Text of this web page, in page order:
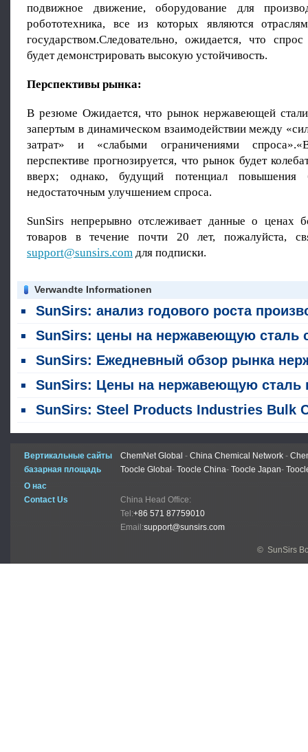
подвижное движение, оборудование для
робототехника, все из которых являются
государством.Следовательно, ожидается, что
будет демонстрировать высокую устойчивость.
Перспективы рынка:
В резюме Ожидается, что рынок нержавеющей стали
запертым в динамическом взаимодействии между
затрат» и «слабыми ограничениями
перспективе прогнозируется, что рынок будет
вверх; однако, будущий потенциал повышения
недостаточным улучшением спроса.
SunSirs непрерывно отслеживает данные о ценах
товаров в течение почти 20 лет, пожалуйста,
support@sunsirs.com для подписки.
Verwandte Informationen
SunSirs: анализ годового роста производства нержавеющей стали в первой половине 2026
SunSirs: цены на нержавеющую сталь сильно колебались в
SunSirs: Ежедневный обзор рынка нержавеющей стали (4 августа 2026
SunSirs: Цены на нержавеющую сталь колебались главным образом с уклонением вверх на прошлой неделе (20 - 24
SunSirs: Steel Products Industries Bulk Commodity Intelligence (24 июля 2026
Вертикальные сайты ChemNet Global - China Chemical Network -
базарная площадь
Toocle Global- Toocle China- Toocle Japan-
О нас
Contact Us
China Head Office:
Tel:+86 571 87759010
Email:support@sunsirs.com
© SunSirs